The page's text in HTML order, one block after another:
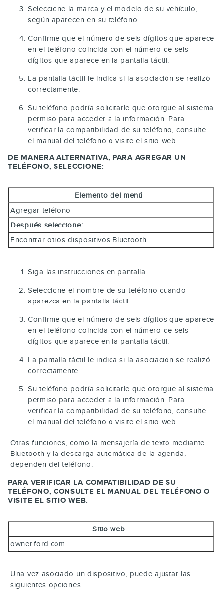
Seleccione la marca y el modelo de su vehículo,
según aparecen en su teléfono.
Confirme que el número de seis dígitos que aparece
en el teléfono coincida con el número de seis
dígitos que aparece en la pantalla táctil.
La pantalla táctil le indica si la asociación se realizó
correctamente.
Su teléfono podría solicitarle que otorgue al sistema
permiso para acceder a la información. Para
verificar la compatibilidad de su teléfono, consulte
el manual del teléfono o visite el sitio web.
DE MANERA ALTERNATIVA, PARA AGREGAR UN
TELÉFONO, SELECCIONE:
Elemento del menú
Agregar teléfono
Después seleccione:
Encontrar otros dispositivos Bluetooth
Siga las instrucciones en pantalla.
Seleccione el nombre de su teléfono cuando
aparezca en la pantalla táctil.
Confirme que el número de seis dígitos que aparece
en el teléfono coincida con el número de seis
dígitos que aparece en la pantalla táctil.
La pantalla táctil le indica si la asociación se realizó
correctamente.
Su teléfono podría solicitarle que otorgue al sistema
permiso para acceder a la información. Para
verificar la compatibilidad de su teléfono, consulte
el manual del teléfono o visite el sitio web.
Otras funciones, como la mensajería de texto mediante
Bluetooth y la descarga automática de la agenda,
dependen del teléfono.
PARA VERIFICAR LA COMPATIBILIDAD DE SU
TELÉFONO, CONSULTE EL MANUAL DEL TELÉFONO O
VISITE EL SITIO WEB.
Sitio web
owner.ford.com
Una vez asociado un dispositivo, puede ajustar las
siguientes opciones.